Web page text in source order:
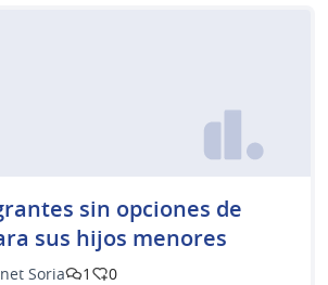
sin opciones de
sus hijos menores
Soria 1 0